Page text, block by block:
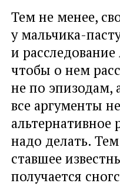
Тем не менее,
у мальчика-
и расследование
чтобы о нем
не по эпизодам,
все аргументы
альтернативное
надо делать.
ставшее
получается